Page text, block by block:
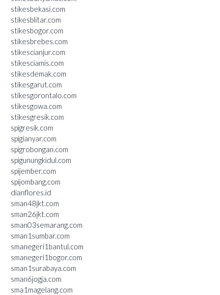
stikesbekasi.com
stikesblitar.com
stikesbogor.com
stikesbrebes.com
stikescianjur.com
stikesciamis.com
stikesdemak.com
stikesgarut.com
stikesgorontalo.com
stikesgowa.com
stikesgresik.com
spigresik.com
spigianyar.com
spigrobongan.com
spigunungkidul.com
spijember.com
spijombang.com
dianflores.id
sman48jkt.com
sman26jkt.com
sman03semarang.com
sman1sumbar.com
smanegeri1bantul.com
smanegeri1bogor.com
sman1surabaya.com
sman6jogja.com
sma1magelang.com